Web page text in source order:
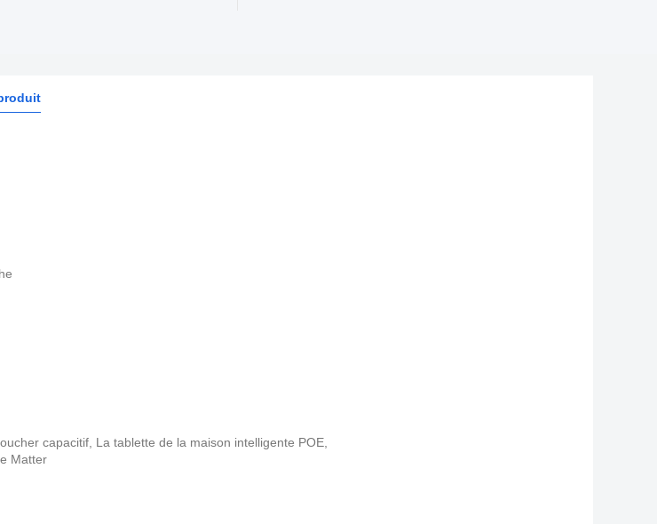
capacitif La tablette de la maison intelligente POE
Matter